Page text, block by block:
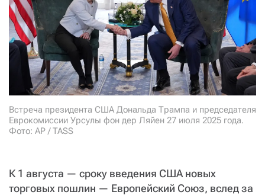
Встреча президента США Дональда Трампа и председателя
Еврокомиссии Урсулы фон дер Ляйен 27 июля 2025 года.
Фото: AP / TASS
К 1 августа — сроку введения США новых
торговых пошлин — Европейский Союз, вслед за
ПОДЕЛИТЬСЯ С ДРУЗЬЯМИ
Если у вас есть вопросы, пишите donate@novayagazeta.ruили
звоните:
+7 (929) 612-03-68